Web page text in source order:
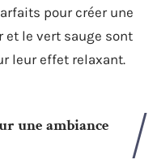
pour créer une
et le vert sauge sont
leur effet relaxant.
une ambiance